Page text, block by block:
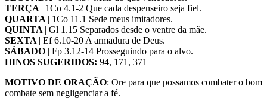
TERÇA | 1Co 4.1-2 Que cada despenseiro seja fiel.
QUARTA | 1Co 11.1 Sede meus imitadores.
QUINTA | Gl 1.15 Separados desde o ventre da mãe.
SEXTA | Ef 6.10-20 A armadura de Deus.
SÁBADO | Fp 3.12-14 Prosseguindo para o alvo.
HINOS SUGERIDOS: 94, 171, 371
MOTIVO DE ORAÇÃO: Ore para que possamos combater o bom
combate sem negligenciar a fé.